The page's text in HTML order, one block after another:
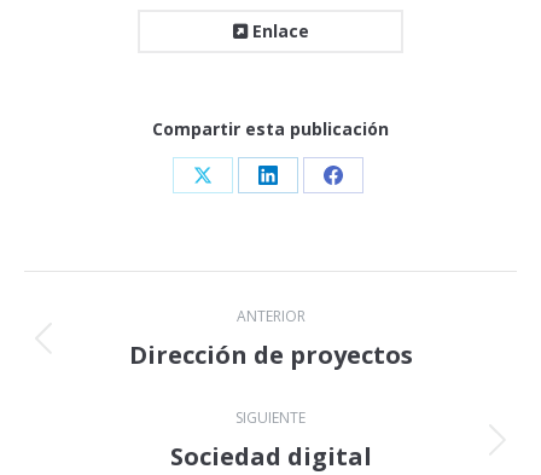
Enlace
Compartir esta publicación
Share
X
Share
LinkedIn
Share
Facebook
Navegación
entre
proyectos
ANTERIOR
Proyecto
Dirección de proyectos
SIGUIENTE
Proyecto
Sociedad digital